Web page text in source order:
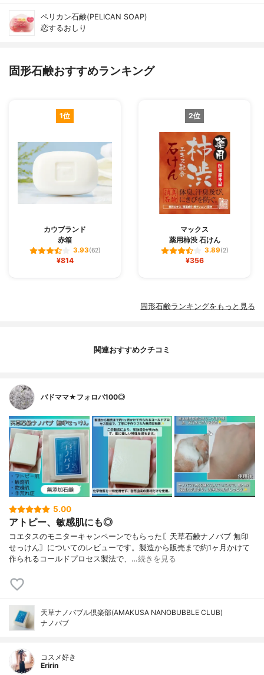
ペリカン石鹸(PELICAN SOAP)
恋するおしり
固形石鹸おすすめランキング
1位
カウブランド
赤箱
3.93(62)
¥814
2位
マックス
薬用柿渋 石けん
3.89(2)
¥356
固形石鹸ランキングをもっと見る
関連おすすめクチコミ
バドママ★フォロバ100◎
5.00
アトピー、敏感肌にも◎
コエタスのモニターキャンペーンでもらった〘天草石鹸ナノバブ 無印
せっけん〙についてのレビューです。製造から販売まで約1ヶ月かけて
作られるコールドプロセス製法で、…続きを見る
天草ナノバブル倶楽部(AMAKUSA NANOBUBBLE CLUB)
ナノバブ
コスメ好き
Eririn